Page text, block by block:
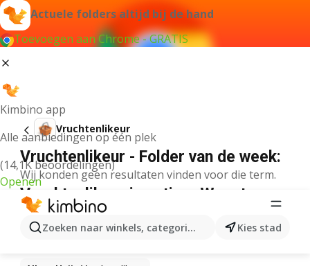
Actuele folders altijd bij de hand
Toevoegen aan Chrome - GRATIS
Kimbino app
Alle aanbiedingen op één plek
(14,1K beoordelingen)
Openen
Zoeken naar winkels, categorieën, producten...
Kies stad
Vruchtenlikeur
Vruchtenlikeur - Folder van de week:
Wij konden geen resultaten vinden voor die term.
Vruchtenlikeur in actie – Waar te
koop?